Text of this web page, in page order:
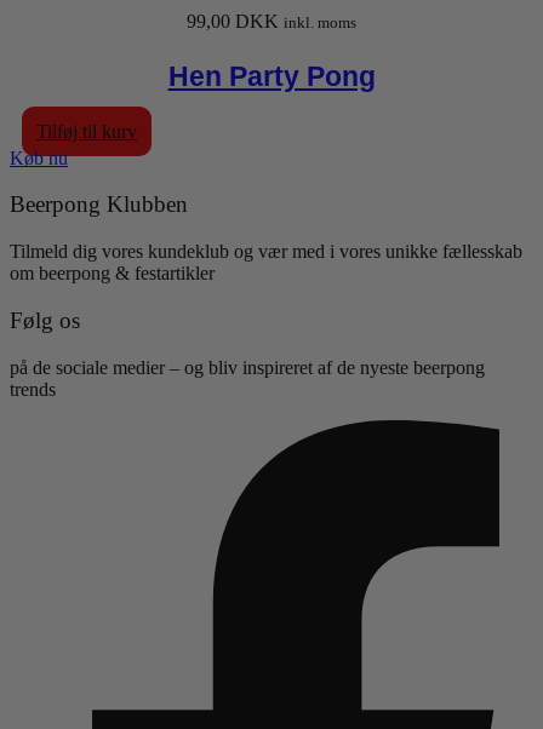
99,00 DKK inkl. moms
Hen Party Pong
Tilføj til kurv
Køb nu
Beerpong Klubben
Tilmeld dig vores kundeklub og vær med i vores unikke fællesskab
om beerpong & festartikler
Følg os
på de sociale medier – og bliv inspireret af de nyeste beerpong
trends